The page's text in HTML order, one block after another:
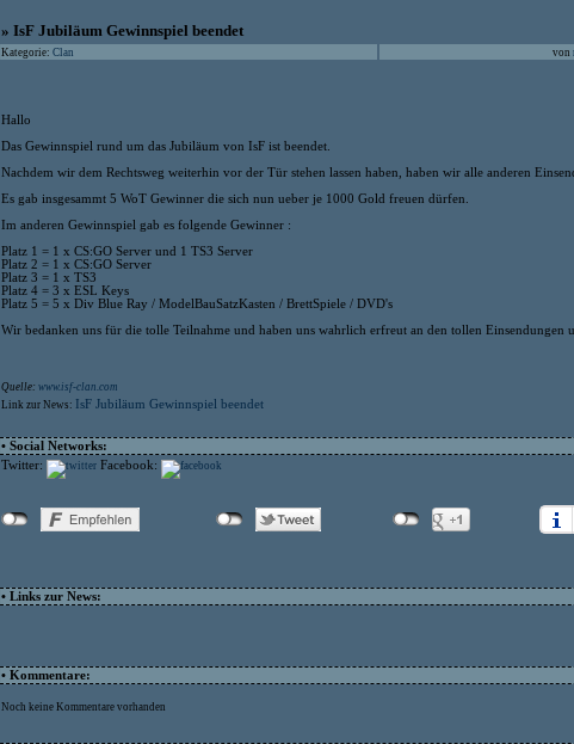
» IsF Jubiläum Gewinnspiel beendet
Kategorie: Clan von
Hallo
Das Gewinnspiel rund um das Jubiläum von IsF ist beendet.
Nachdem wir dem Rechtsweg weiterhin vor der Tür stehen lassen haben, haben wir alle anderen
Es gab insgesammt 5 WoT Gewinner die sich nun ueber je 1000 Gold freuen dürfen.
Im anderen Gewinnspiel gab es folgende Gewinner :
Platz 1 = 1 x CS:GO Server und 1 TS3 Server
Platz 2 = 1 x CS:GO Server
Platz 3 = 1 x TS3
Platz 4 = 3 x ESL Keys
Platz 5 = 5 x Div Blue Ray / ModelBauSatzKasten / BrettSpiele / DVD's
Wir bedanken uns für die tolle Teilnahme und haben uns wahrlich erfreut an den tollen Einsendungen
Quelle: www.isf-clan.com
Link zur News:
IsF Jubiläum Gewinnspiel beendet
• Social Networks:
Twitter:
Facebook:
• Links zur News:
• Kommentare:
Noch keine Kommentare vorhanden